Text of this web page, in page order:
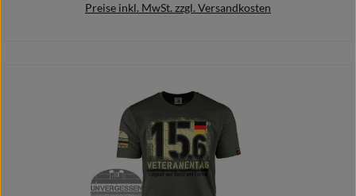
Preise inkl. MwSt. zzgl. Versandkosten
Details